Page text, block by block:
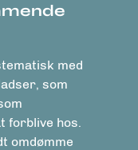
med
som
forblive hos.
omdømme